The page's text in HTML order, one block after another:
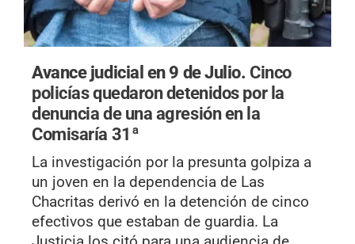
Avance judicial en 9 de Julio. Cinco
policías quedaron detenidos por la
denuncia de una agresión en la
Comisaría 31ª
La investigación por la presunta golpiza a
un joven en la dependencia de Las
Chacritas derivó en la detención de cinco
efectivos que estaban de guardia. La